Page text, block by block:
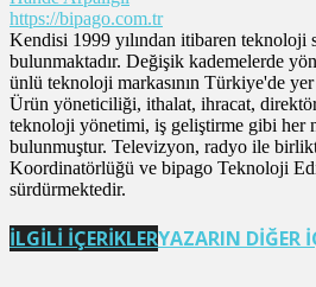
https://bipago.com.tr
Kendisi 1999 yılından itibaren teknoloji
bulunmaktadır. Değişik kademelerde
ünlü teknoloji markasının Türkiye'de yer
Ürün yöneticiliği, ithalat, ihracat,
teknoloji yönetimi, iş geliştirme gibi her
bulunmuştur. Televizyon, radyo ile
Koordinatörlüğü ve bipago Teknoloji
sürdürmektedir.
İLGİLİ İÇERİKLERYAZARIN DİĞER